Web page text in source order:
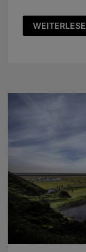
HÖRERREISE
2026: